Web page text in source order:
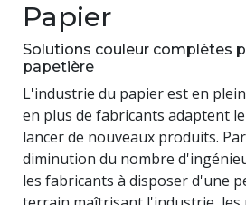
Papier
Solutions couleur complètes
papetière
L'industrie du papier est en
en plus de fabricants adaptent
lancer de nouveaux produits.
diminution du nombre
les fabricants à disposer d'une